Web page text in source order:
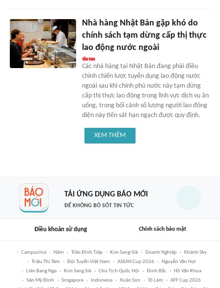
Nhà hàng Nhật Bản gặp khó do
chính sách tạm dừng cấp thị thực
lao động nước ngoài
Các nhà hàng tại Nhật Bản đang phải điều
chỉnh chiến lược tuyển dụng lao động nước
ngoài sau khi chính phủ nước này tạm dừng
cấp thị thực lao động trong lĩnh vực dịch vụ ăn
uống, trong bối cảnh số lượng người lao động
diện này tiến sát hạn ngạch được quy định.
XEM THÊM
TẢI ỨNG DỤNG BÁO MỚI
ĐỂ KHÔNG BỎ SÓT TIN TỨC
Điều khoản sử dụng Chính sách bảo mật
Campuchia Năm Trần Đình Tiệp Kim Sang-Sik Doanh Nghiệp
Khánh Sky
Triệu Thị Tâm
Đội Tuyển Việt Nam ASEAN Cup 2026
Nguyễn Văn Hợi
Liên Bang Nga
Kim Sang Sik Chủ Tịch Quốc Hội Đình Bắc
Hồ Văn Khoa
Sân Mỹ Đình
Singapore Indonesia Xuân Son Tô Lâm
AFF Cup 2026